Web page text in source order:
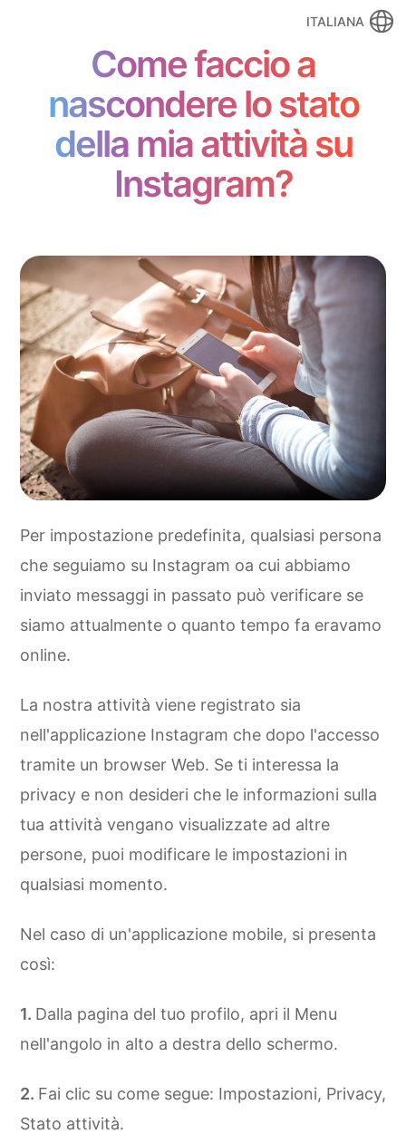
ITALIANA
Come faccio a
nascondere lo stato
della mia attività su
Instagram?
Per impostazione predefinita, qualsiasi persona
che seguiamo su Instagram oa cui abbiamo
inviato messaggi in passato può verificare se
siamo attualmente o quanto tempo fa eravamo
online.
La nostra attività viene registrato sia
nell'applicazione Instagram che dopo l'accesso
tramite un browser Web. Se ti interessa la
privacy e non desideri che le informazioni sulla
tua attività vengano visualizzate ad altre
persone, puoi modificare le impostazioni in
qualsiasi momento.
Nel caso di un'applicazione mobile, si presenta
così:
Dalla pagina del tuo profilo, apri il Menu
nell'angolo in alto a destra dello schermo.
Fai clic su come segue: Impostazioni, Privacy,
Stato attività.